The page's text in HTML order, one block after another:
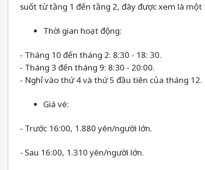
suốt từ tầng 1 đến tầng 2, đây được xem là
Thời gian hoạt động:
- Tháng 10 đến tháng 2: 8:30 - 18: 30.
- Tháng 3 đến tháng 9: 8:30 - 20:00.
- Nghỉ vào thứ 4 và thứ 5 đầu tiên của tháng 12.
Giá vé:
- Trước 16:00, 1.880 yên/người lớn.
- Sau 16:00, 1.310 yên/người lớn.